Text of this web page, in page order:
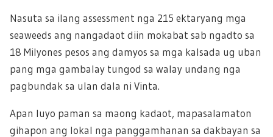
Nasuta sa ilang assessment nga 215 ektaryang mga
seaweeds ang nangadaot diin mokabat sab ngadto sa
18 Milyones pesos ang damyos sa mga kalsada ug uban
pang mga gambalay tungod sa walay undang nga
pagbundak sa ulan dala ni Vinta.
Apan luyo paman sa maong kadaot, mapasalamaton
gihapon ang lokal nga panggamhanan sa dakbayan sa